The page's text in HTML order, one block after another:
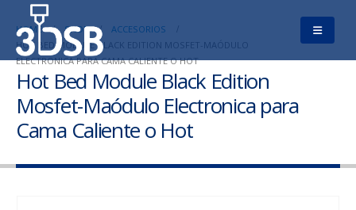
HOME SHOP
ACCESORIOS
HOT BED MODULE BLACK EDITION MOSFET-MAÓDULO
ELECTRONICA PARA CAMA CALIENTE O HOT
Hot Bed Module Black Edition
Mosfet-Maódulo Electronica para
Cama Caliente o Hot